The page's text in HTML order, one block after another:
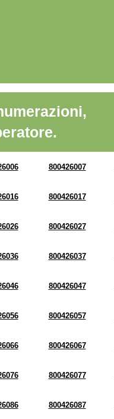
800426007
800426017
800426027
800426037
800426047
800426057
800426067
800426077
800426087